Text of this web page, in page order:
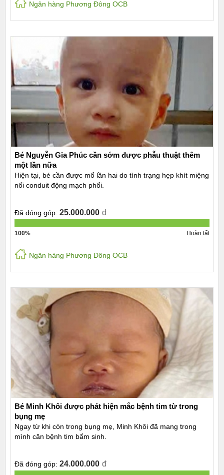
Ngân hàng Phương Đông OCB
Bé Nguyễn Gia Phúc cần sớm được phẫu thuật thêm
một lần nữa
Hiện tại, bé cần được mổ lần hai do tình trạng hẹp khít miệng
nối conduit động mạch phổi.
Đã đóng góp: 25.000.000 đ
100% Hoàn tất
Ngân hàng Phương Đông OCB
Bé Minh Khôi được phát hiện mắc bệnh tim từ trong
bụng mẹ
Ngay từ khi còn trong bụng mẹ, Minh Khôi đã mang trong
mình căn bệnh tim bẩm sinh.
Đã đóng góp: 24.000.000 đ